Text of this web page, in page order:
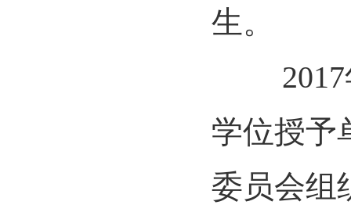
生。
2017年
学位授予
委员会组